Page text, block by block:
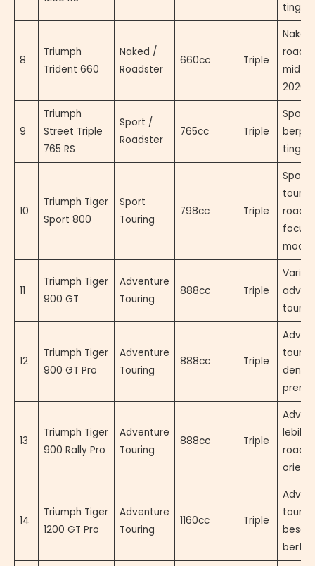
tinggi
8
Triumph
Trident 660
Naked /
Roadster
660cc Triple
Naked
mid-
2026
9
Triumph
Street Triple
765 RS
Sport /
Roadster
765cc Triple
Sport
tinggi
10
Triumph Tiger
Sport 800
Sport
Touring
798cc Triple
Sport-
road-
model
11
Triumph Tiger
900 GT
Adventure
Touring
888cc Triple
Varian
12
Triumph Tiger
900 GT Pro
Adventure
Touring
888cc Triple
13
Triumph Tiger
900 Rally Pro
Adventure
Touring
888cc Triple
lebih
road
14
Triumph Tiger
1200 GT Pro
Adventure
Touring
1160cc Triple
besar